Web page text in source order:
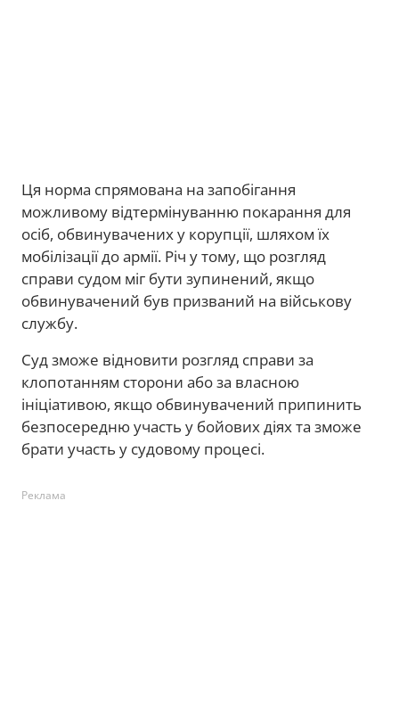
Ця норма спрямована на запобігання
можливому відтермінуванню покарання для
осіб, обвинувачених у корупції, шляхом їх
мобілізації до армії. Річ у тому, що розгляд
справи судом міг бути зупинений, якщо
обвинувачений був призваний на військову
службу.
Суд зможе відновити розгляд справи за
клопотанням сторони або за власною
ініціативою, якщо обвинувачений припинить
безпосередню участь у бойових діях та зможе
брати участь у судовому процесі.
Реклама